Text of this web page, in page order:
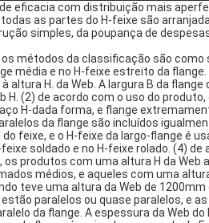
eficacia com distribuição mais
as partes do H-feixe são
simples, da poupança de
métodos da classificação são como
média e no H-feixe estreito da
altura H. da Web. A largura B da
(2) de acordo com o uso do produto,
H-dada forma, e flange
da flange são incluídos
feixe, e o H-feixe da largo-flange é
soldado e no H-feixe rolado. (4)
produtos com uma altura H da
médios, e aqueles com uma
teve uma altura da Web de
paralelos ou quase paralelos, e
da flange. A espessura da Web do